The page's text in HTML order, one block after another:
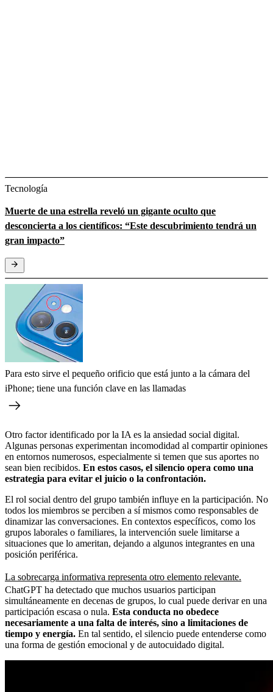
Tecnología
Muerte de una estrella reveló un gigante oculto que
desconcierta a los científicos: “Este descubrimiento tendrá un
gran impacto”
Para esto sirve el pequeño orificio que está junto a la cámara del
iPhone; tiene una función clave en las llamadas
Otro factor identificado por la IA es la ansiedad social digital.
Algunas personas experimentan incomodidad al compartir opiniones
en entornos numerosos, especialmente si temen que sus aportes no
sean bien recibidos. En estos casos, el silencio opera como una
estrategia para evitar el juicio o la confrontación.
El rol social dentro del grupo también influye en la participación. No
todos los miembros se perciben a sí mismos como responsables de
dinamizar las conversaciones. En contextos específicos, como los
grupos laborales o familiares, la intervención suele limitarse a
situaciones que lo ameritan, dejando a algunos integrantes en una
posición periférica.
La sobrecarga informativa representa otro elemento relevante.
ChatGPT ha detectado que muchos usuarios participan
simultáneamente en decenas de grupos, lo cual puede derivar en una
participación escasa o nula. Esta conducta no obedece
necesariamente a una falta de interés, sino a limitaciones de
tiempo y energía. En tal sentido, el silencio puede entenderse como
una forma de gestión emocional y de autocuidado digital.